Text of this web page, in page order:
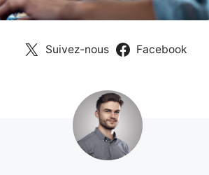
Suivez-nous Facebook